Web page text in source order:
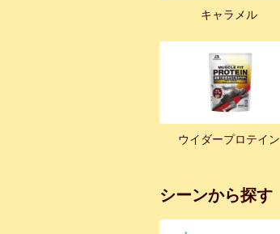
キャラメル
ウイダープロテイン
シーンから探す